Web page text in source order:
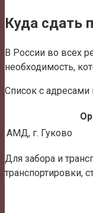
Куда сдать
В России во всех
необходимость,
Список с адресами
АМД, г. Гуково
Для забора и
транспортировки,